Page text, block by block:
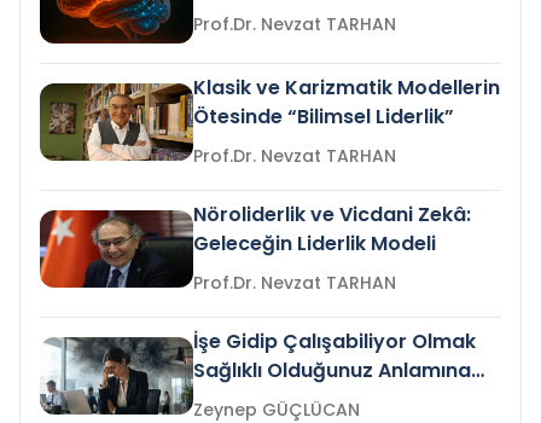
Prof.Dr. Nevzat TARHAN
Klasik ve Karizmatik Modellerin
Ötesinde “Bilimsel Liderlik”
Prof.Dr. Nevzat TARHAN
Nöroliderlik ve Vicdani Zekâ:
Geleceğin Liderlik Modeli
Prof.Dr. Nevzat TARHAN
İşe Gidip Çalışabiliyor Olmak
Sağlıklı Olduğunuz Anlamına
Gelir mi?Zeynep GÜÇLÜCAN